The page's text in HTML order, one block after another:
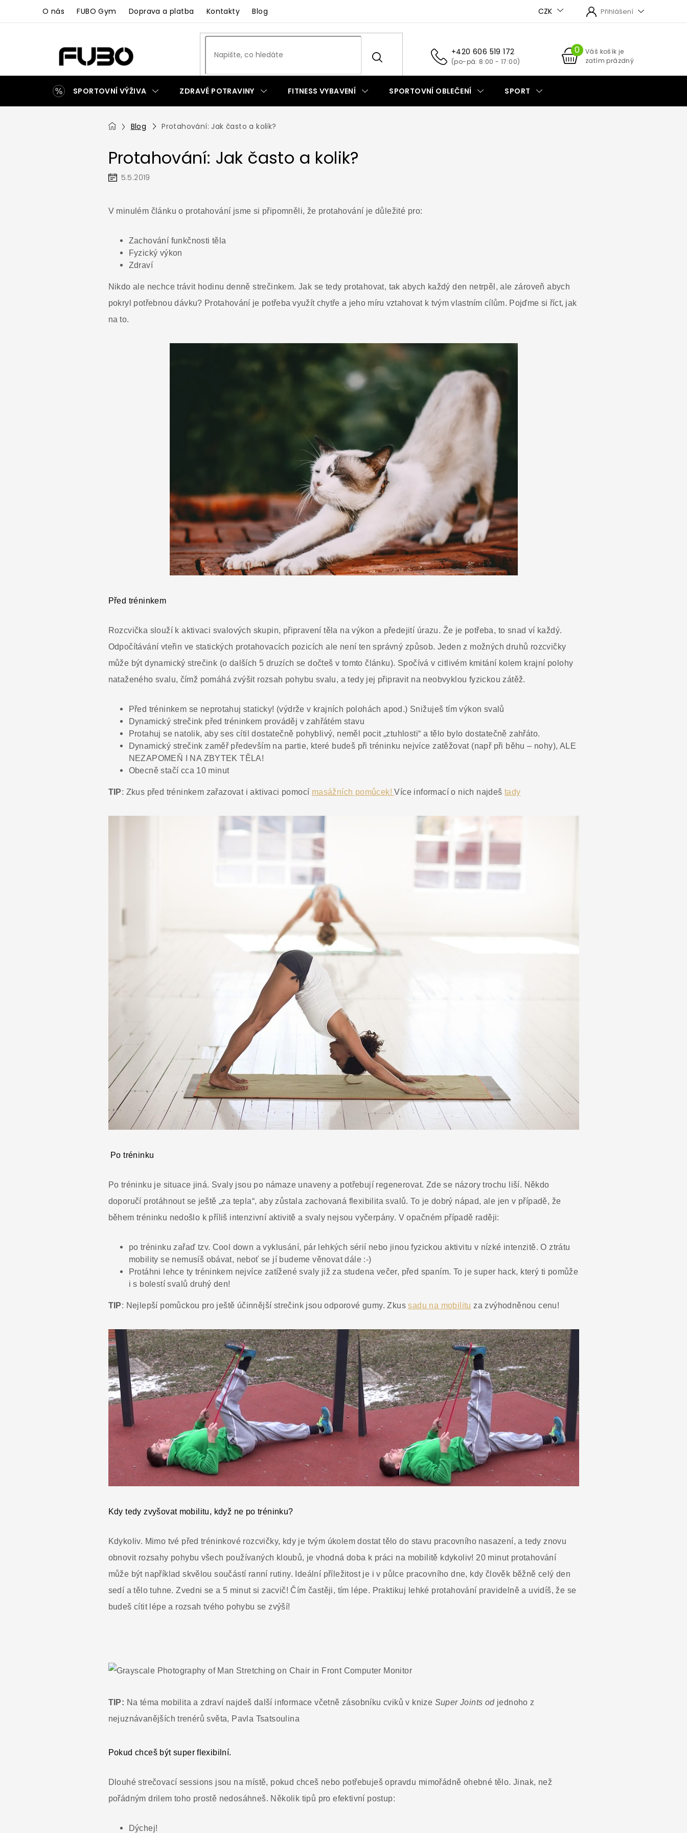
obsah
O nás FUBO Gym Doprava a platba Kontakty Blog CZK Přihlášení
+420 606 519 172
NÁKUPNÍ
KOŠÍK
Váš košík je
zatím prázdný
SPORTOVNÍ VÝŽIVA ZDRAVÉ POTRAVINY FITNESS VYBAVENÍ SPORTOVNÍ OBLEČENÍ SPORT
ZAKÁZKOVÁ VÝROBA
DomůBlog Protahování: Jak často a kolik?
Protahování: Jak často a kolik?
5.5.2019
V minulém článku o protahování jsme si připomněli, že protahování je důležité pro:
Zachování funkčnosti těla
Fyzický výkon
Zdraví
Nikdo ale nechce trávit hodinu denně strečinkem. Jak se tedy protahovat, tak abych každý den netrpěl, ale zároveň abych
pokryl potřebnou dávku? Protahování je potřeba využít chytře a jeho míru vztahovat k tvým vlastním cílům. Pojďme si říct, jak
na to.
Před tréninkem
Rozcvička slouží k aktivaci svalových skupin, připravení těla na výkon a předejití úrazu. Že je potřeba, to snad ví každý.
Odpočítávání vteřin ve statických protahovacích pozicích ale není ten správný způsob. Jeden z možných druhů rozcvičky
může být dynamický strečink (o dalších 5 druzích se dočteš v tomto článku). Spočívá v citlivém kmitání kolem krajní polohy
nataženého svalu, čímž pomáhá zvýšit rozsah pohybu svalu, a tedy jej připravit na neobvyklou fyzickou zátěž.
Před tréninkem se neprotahuj staticky! (výdrže v krajních polohách apod.) Snižuješ tím výkon svalů
Dynamický strečink před tréninkem prováděj v zahřátém stavu
Protahuj se natolik, aby ses cítil dostatečně pohyblivý, neměl pocit „ztuhlosti“ a tělo bylo dostatečně zahřáto.
Dynamický strečink zaměř především na partie, které budeš při tréninku nejvíce zatěžovat (např při běhu – nohy), ALE
NEZAPOMEŇ I NA ZBYTEK TĚLA!
Obecně stačí cca 10 minut
TIP: Zkus před tréninkem zařazovat i aktivaci pomocí masážních pomůcek!Více informací o nich najdeš tady
Po tréninku
Po tréninku je situace jiná. Svaly jsou po námaze unaveny a potřebují regenerovat. Zde se názory trochu liší. Někdo
doporučí protáhnout se ještě „za tepla“, aby zůstala zachovaná flexibilita svalů. To je dobrý nápad, ale jen v případě, že
během tréninku nedošlo k příliš intenzivní aktivitě a svaly nejsou vyčerpány. V opačném případě raději:
po tréninku zařaď tzv. Cool down a vyklusání, pár lehkých sérií nebo jinou fyzickou aktivitu v nízké intenzitě. O ztrátu
mobility se nemusíš obávat, neboť se jí budeme věnovat dále :-)
Protáhni lehce ty tréninkem nejvíce zatížené svaly již za studena večer, před spaním. To je super hack, který ti pomůže
i s bolestí svalů druhý den!
TIP: Nejlepší pomůckou pro ještě účinnější strečink jsou odporové gumy. Zkussadu na mobilitu za zvýhodněnou cenu!
Kdy tedy zvyšovat mobilitu, když ne po tréninku?
Kdykoliv. Mimo tvé před tréninkové rozcvičky, kdy je tvým úkolem dostat tělo do stavu pracovního nasazení, a tedy znovu
obnovit rozsahy pohybu všech používaných kloubů, je vhodná doba k práci na mobilitě kdykoliv! 20 minut protahování
může být například skvělou součástí ranní rutiny. Ideální příležitost je i v půlce pracovního dne, kdy člověk běžně celý den
sedí a tělo tuhne. Zvedni se a 5 minut si zacvič! Čím častěji, tím lépe. Praktikuj lehké protahování pravidelně a uvidíš, že se
budeš cítit lépe a rozsah tvého pohybu se zvýší!
TIP: Na téma mobilita a zdraví najdeš další informace včetně zásobníku cviků v knize Super Joints odjednoho z
nejuznávanějších trenérů světa, Pavla Tsatsoulina
Pokud chceš být super flexibilní.
Dlouhé strečovací sessions jsou na místě, pokud chceš nebo potřebuješ opravdu mimořádně ohebné tělo. Jinak, než
pořádným drilem toho prostě nedosáhneš. Několik tipů pro efektivní postup:
Dýchej!